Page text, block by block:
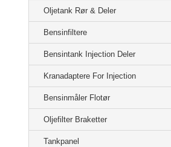
Oljetank Rør & Deler
Bensinfiltere
Bensintank Injection Deler
Kranadaptere For Injection
Bensinmåler Flotør
Oljefilter Braketter
Tankpanel